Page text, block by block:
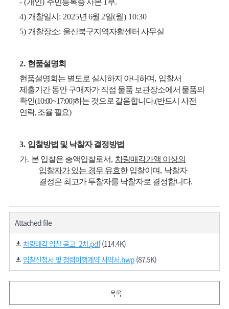
- (개인) 주민등록증 사본 1 부.
4) 개찰일시 : 2025년 6월 2일(월) 10:30
5) 개찰장소: 울산북구지역자활센터 사무실
2. 현품설명회
현품설명회는 별도로 실시하지 아니하며, 입찰서
제출기간 동안 구매자가 직접 물품 보관장소에서 물품의
확인(10:00~17:00)하는 것으로 갈음합니다.(반드시 사전
연락,조율 필요)
3. 입찰방법 및 낙찰자 결정방법
가. 본 입찰은 총액입찰로서, 차량매각가액 이상의
입찰자가 있는 경우 유효한 입찰이며, 낙찰자
결정은 최고가 투찰자를 낙찰자로 결정합니다.
Attached file
차량매각 입찰 공고_2차.pdf(114.4K)
입찰신청서 및 청렴이행계약 서약서.hwp(87.5K)
목록